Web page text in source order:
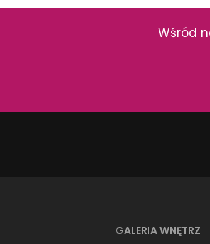
nomadki
Wśród
GALERIA WNĘTRZ